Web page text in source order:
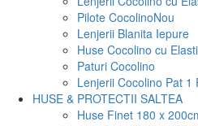
Pilote CocolinoNou
Lenjerii Blanita Iepure
Huse Cocolino cu
Paturi Cocolino
Lenjerii Cocolino Pat 1
HUSE & PROTECTII SALTEA
Huse Finet 180 x